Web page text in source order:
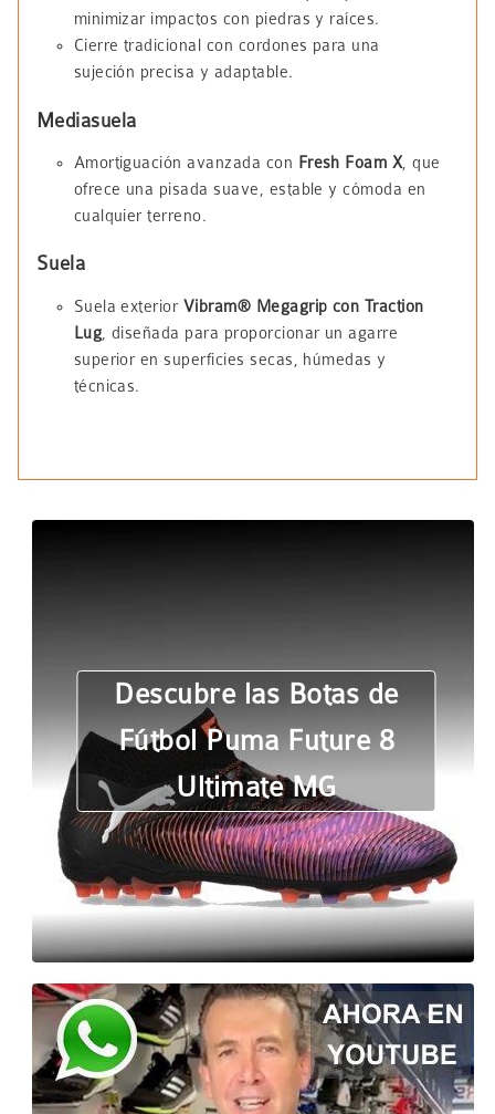
minimizar impactos con piedras y raíces.
Cierre tradicional con cordones para una
sujeción precisa y adaptable.
Mediasuela
Amortiguación avanzada con Fresh Foam X , que
ofrece una pisada suave, estable y cómoda en
cualquier terreno.
Suela
Suela exterior Vibram® Megagrip con Traction
Lug , diseñada para proporcionar un agarre
superior en superficies secas, húmedas y
técnicas.
Descubre las Botas de
Fútbol Puma Future 8
Ultimate MG